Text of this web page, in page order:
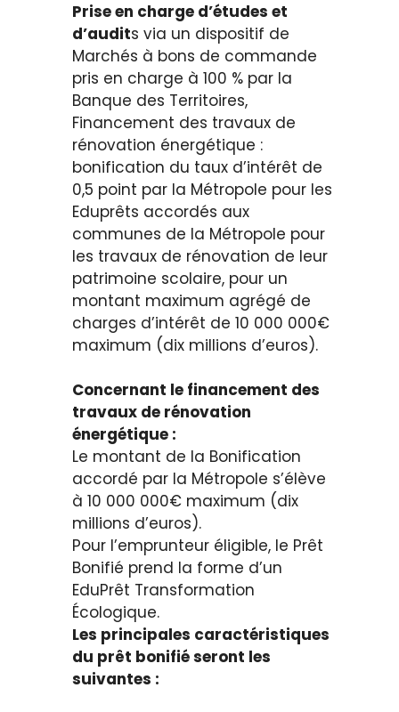
Prise en charge d’études et
d’audits via un dispositif de
Marchés à bons de commande
pris en charge à 100 % par la
Banque des Territoires,
Financement des travaux de
rénovation énergétique :
bonification du taux d’intérêt de
0,5 point par la Métropole pour les
Eduprêts accordés aux
communes de la Métropole pour
les travaux de rénovation de leur
patrimoine scolaire, pour un
montant maximum agrégé de
charges d’intérêt de 10 000 000€
maximum (dix millions d’euros).
Concernant le financement des
travaux de rénovation
énergétique :
Le montant de la Bonification
accordé par la Métropole s’élève
à 10 000 000€ maximum (dix
millions d’euros).
Pour l’emprunteur éligible, le Prêt
Bonifié prend la forme d’un
EduPrêt Transformation
Écologique.
Les principales caractéristiques
du prêt bonifié seront les
suivantes :